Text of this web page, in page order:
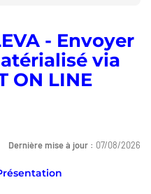
- Envoyer
via
ON LINE
Dernière mise à jour : 07/08/2026